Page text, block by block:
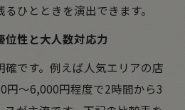
ひとときを演出できます。
位性と大人数対応力
確です。例えば人気エリアの店
円～6,000円程度で2時間から3